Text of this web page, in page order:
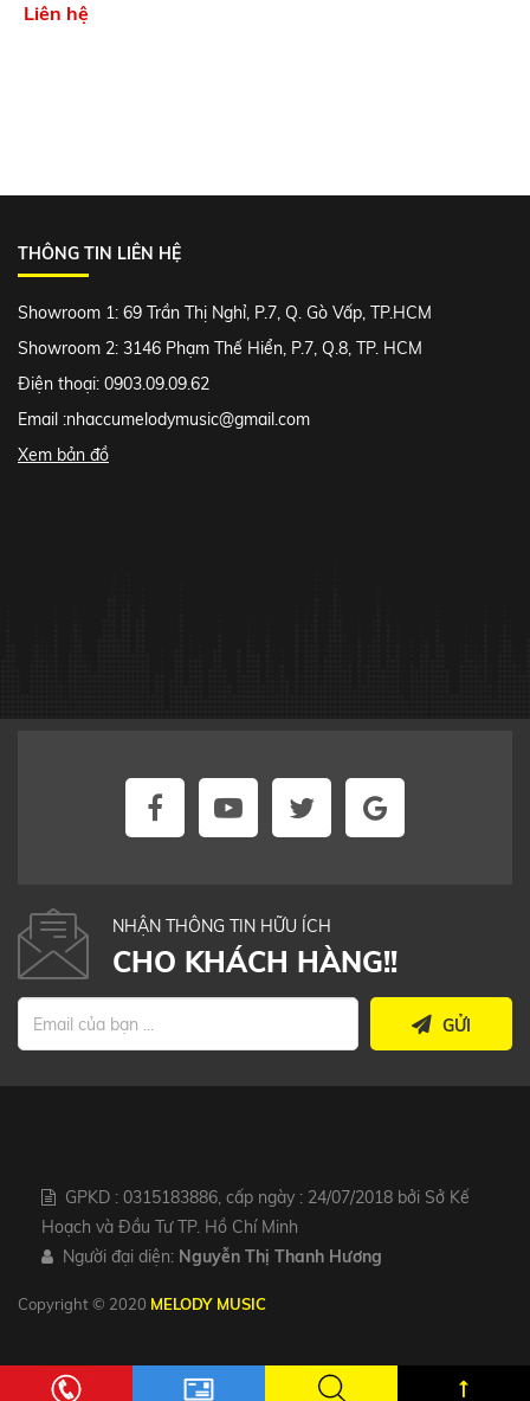
Liên hệ
THÔNG TIN LIÊN HỆ
Showroom 1: 69 Trần Thị Nghỉ, P.7, Q. Gò Vấp, TP.HCM
Showroom 2: 3146 Phạm Thế Hiển, P.7, Q.8, TP. HCM
Điện thoại: 0903.09.09.62
Email :nhaccumelodymusic@gmail.com
Xem bản đồ
NHẬN THÔNG TIN HỮU ÍCH
CHO KHÁCH HÀNG!!
GỬI
GPKD : 0315183886, cấp ngày : 24/07/2018 bởi Sở Kế
Hoạch và Đầu Tư TP. Hồ Chí Minh
Người đại diện: Nguyễn Thị Thanh Hương
Copyright © 2020 MELODY MUSIC